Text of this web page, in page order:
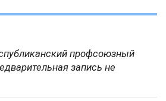
профсоюзный
запись не